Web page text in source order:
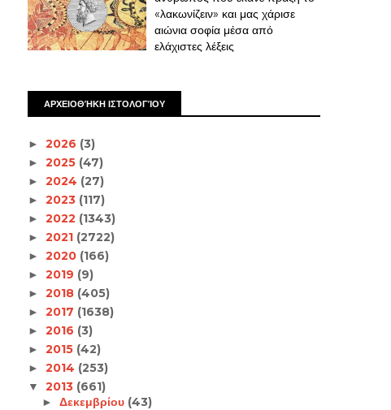
«λακωνίζειν» και μας χάρισε
αιώνια σοφία μέσα από
ελάχιστες λέξεις
ΑΡΧΕΙΟΘΉΚΗ ΙΣΤΟΛΟΓΊΟΥ
► 2026 (3)
► 2025 (47)
► 2024 (27)
► 2023 (117)
► 2022 (1343)
► 2021 (2722)
► 2020 (166)
► 2019 (9)
► 2018 (405)
► 2017 (1638)
► 2016 (3)
► 2015 (42)
► 2014 (253)
▼ 2013 (661)
► Δεκεμβρίου (43)